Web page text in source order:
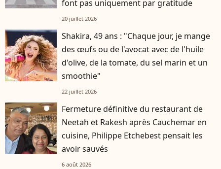
font pas uniquement par gratitude
20 juillet 2026
Shakira, 49 ans : "Chaque jour, je mange
des œufs ou de l'avocat avec de l'huile
d'olive, de la tomate, du sel marin et un
smoothie"
22 juillet 2026
Fermeture définitive du restaurant de
Neetah et Rakesh après Cauchemar en
cuisine, Philippe Etchebest pensait les
avoir sauvés
6 août 2026